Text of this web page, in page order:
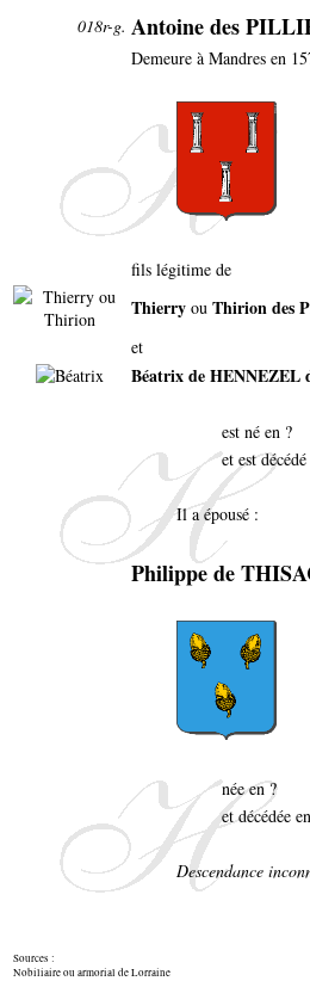
018r-g. Antoine des
Demeure à Mandres en
fils légitime de
Thierry ou Thirion des
et
Béatrix de HENNEZEL
est né en ?
et est
Il a épousé :
Philippe de
née en ?
et décédée
Descendance
Sources :
Nobiliaire ou armorial de Lorraine